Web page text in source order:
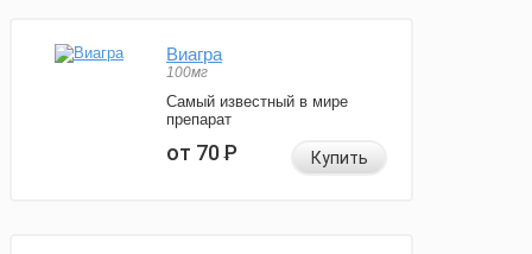
Виагра
100мг
Самый известный в мире
препарат
от 70Р Купить